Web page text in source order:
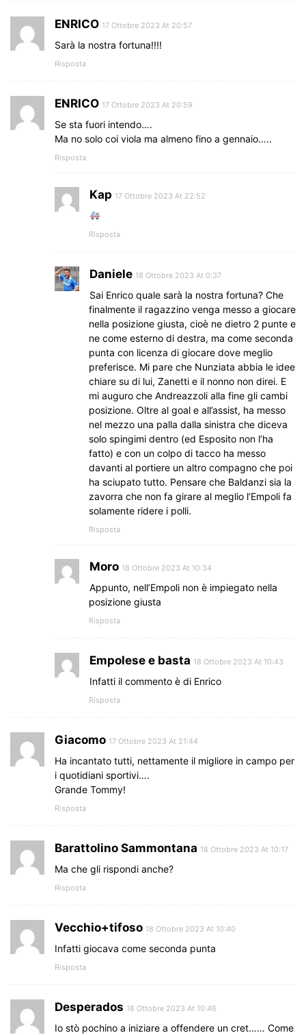
ENRICO 17 Ottobre 2023 At 20:57
Sarà la nostra fortuna!!!!
Risposta
ENRICO 17 Ottobre 2023 At 20:59
Se sta fuori intendo….
Ma no solo coi viola ma almeno fino a gennaio…..
Risposta
Kap 17 Ottobre 2023 At 22:52
Risposta
Daniele 18 Ottobre 2023 At 0:37
Sai Enrico quale sarà la nostra fortuna? Che
finalmente il ragazzino venga messo a giocare
nella posizione giusta, cioè ne dietro 2 punte e
ne come esterno di destra, ma come seconda
punta con licenza di giocare dove meglio
preferisce. Mi pare che Nunziata abbia le idee
chiare su di lui, Zanetti e il nonno non direi. E
mi auguro che Andreazzoli alla fine gli cambi
posizione. Oltre al goal e all’assist, ha messo
nel mezzo una palla dalla sinistra che diceva
solo spingimi dentro (ed Esposito non l’ha
fatto) e con un colpo di tacco ha messo
davanti al portiere un altro compagno che poi
ha sciupato tutto. Pensare che Baldanzi sia la
zavorra che non fa girare al meglio l’Empoli fa
solamente ridere i polli.
Risposta
Moro 18 Ottobre 2023 At 10:34
Appunto, nell’Empoli non è impiegato nella
posizione giusta
Risposta
Empolese e basta 18 Ottobre 2023 At 10:43
Infatti il commento è di Enrico
Risposta
Giacomo 17 Ottobre 2023 At 21:44
Ha incantato tutti, nettamente il migliore in campo per
i quotidiani sportivi….
Grande Tommy!
Risposta
Barattolino Sammontana 18 Ottobre 2023 At 10:17
Ma che gli rispondi anche?
Risposta
Vecchio+tifoso 18 Ottobre 2023 At 10:40
Infatti giocava come seconda punta
Risposta
Desperados 18 Ottobre 2023 At 10:46
Io stò pochino a iniziare a offendere un cret…… Come